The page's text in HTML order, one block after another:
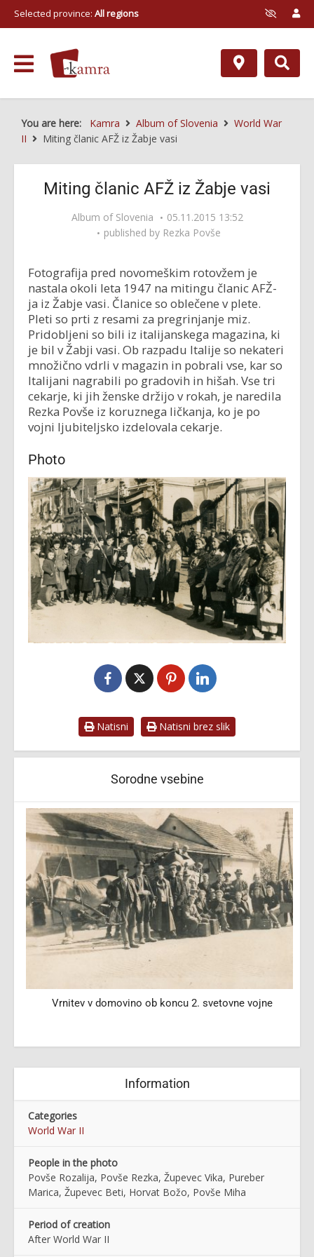
Selected province: All regions
You are here: Kamra Album of Slovenia
World War
II
Miting članic AFŽ iz Žabje vasi
Miting članic AFŽ iz Žabje vasi
Album of Slovenia
05.11.2015 13:52
published by Rezka Povše
Fotografija pred novomeškim rotovžem je
nastala okoli leta 1947 na mitingu članic AFŽ-
ja iz Žabje vasi. Članice so oblečene v plete.
Pleti so prti z resami za pregrinjanje miz.
Pridobljeni so bili iz italijanskega magazina, ki
je bil v Žabji vasi. Ob razpadu Italije so nekateri
množično vdrli v magazin in pobrali vse, kar so
Italijani nagrabili po gradovih in hišah. Vse tri
cekarje, ki jih ženske držijo v rokah, je naredila
Rezka Povše iz koruznega ličkanja, ko je po
vojni ljubiteljsko izdelovala cekarje.
Photo
Natisni Natisni brez slik
Sorodne vsebine
Vrnitev v domovino ob koncu 2. svetovne vojne
Information
Categories
World War II
People in the photo
Povše Rozalija, Povše Rezka, Župevec Vika, Pureber
Marica, Župevec Beti, Horvat Božo, Povše Miha
Period of creation
After World War II